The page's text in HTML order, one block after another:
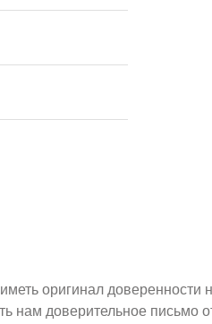
оригинал доверенности
нам доверительное